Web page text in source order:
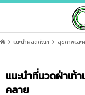
แนะนำผลิตภัณฑ์ สุขภาพและ
แนะนำที่นวดฝ่าเท้
คลาย